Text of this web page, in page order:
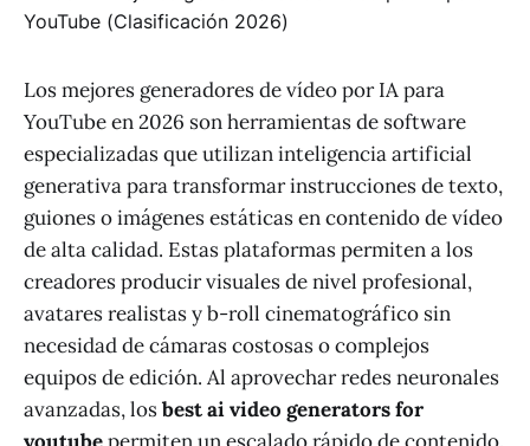
Los mejores generadores de vídeo por IA para
YouTube en 2026 son herramientas de software
especializadas que utilizan inteligencia artificial
generativa para transformar instrucciones de texto,
guiones o imágenes estáticas en contenido de vídeo
de alta calidad. Estas plataformas permiten a los
creadores producir visuales de nivel profesional,
avatares realistas y b-roll cinematográfico sin
necesidad de cámaras costosas o complejos
equipos de edición. Al aprovechar redes neuronales
avanzadas, losbest ai video generators for